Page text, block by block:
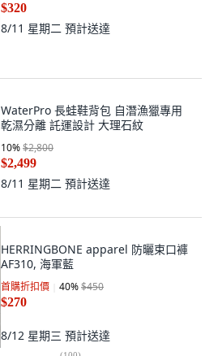
$320
8/11 星期二 預計送達
WaterPro 長蛙鞋背包 自潛漁獵專用
乾濕分離 託運設計 大理石紋
10%$2,800
$2,499
8/11 星期二 預計送達
HERRINGBONE apparel 防曬束口褲
AF310, 海軍藍
首購折扣價 40%$450
$270
8/12 星期三 預計送達